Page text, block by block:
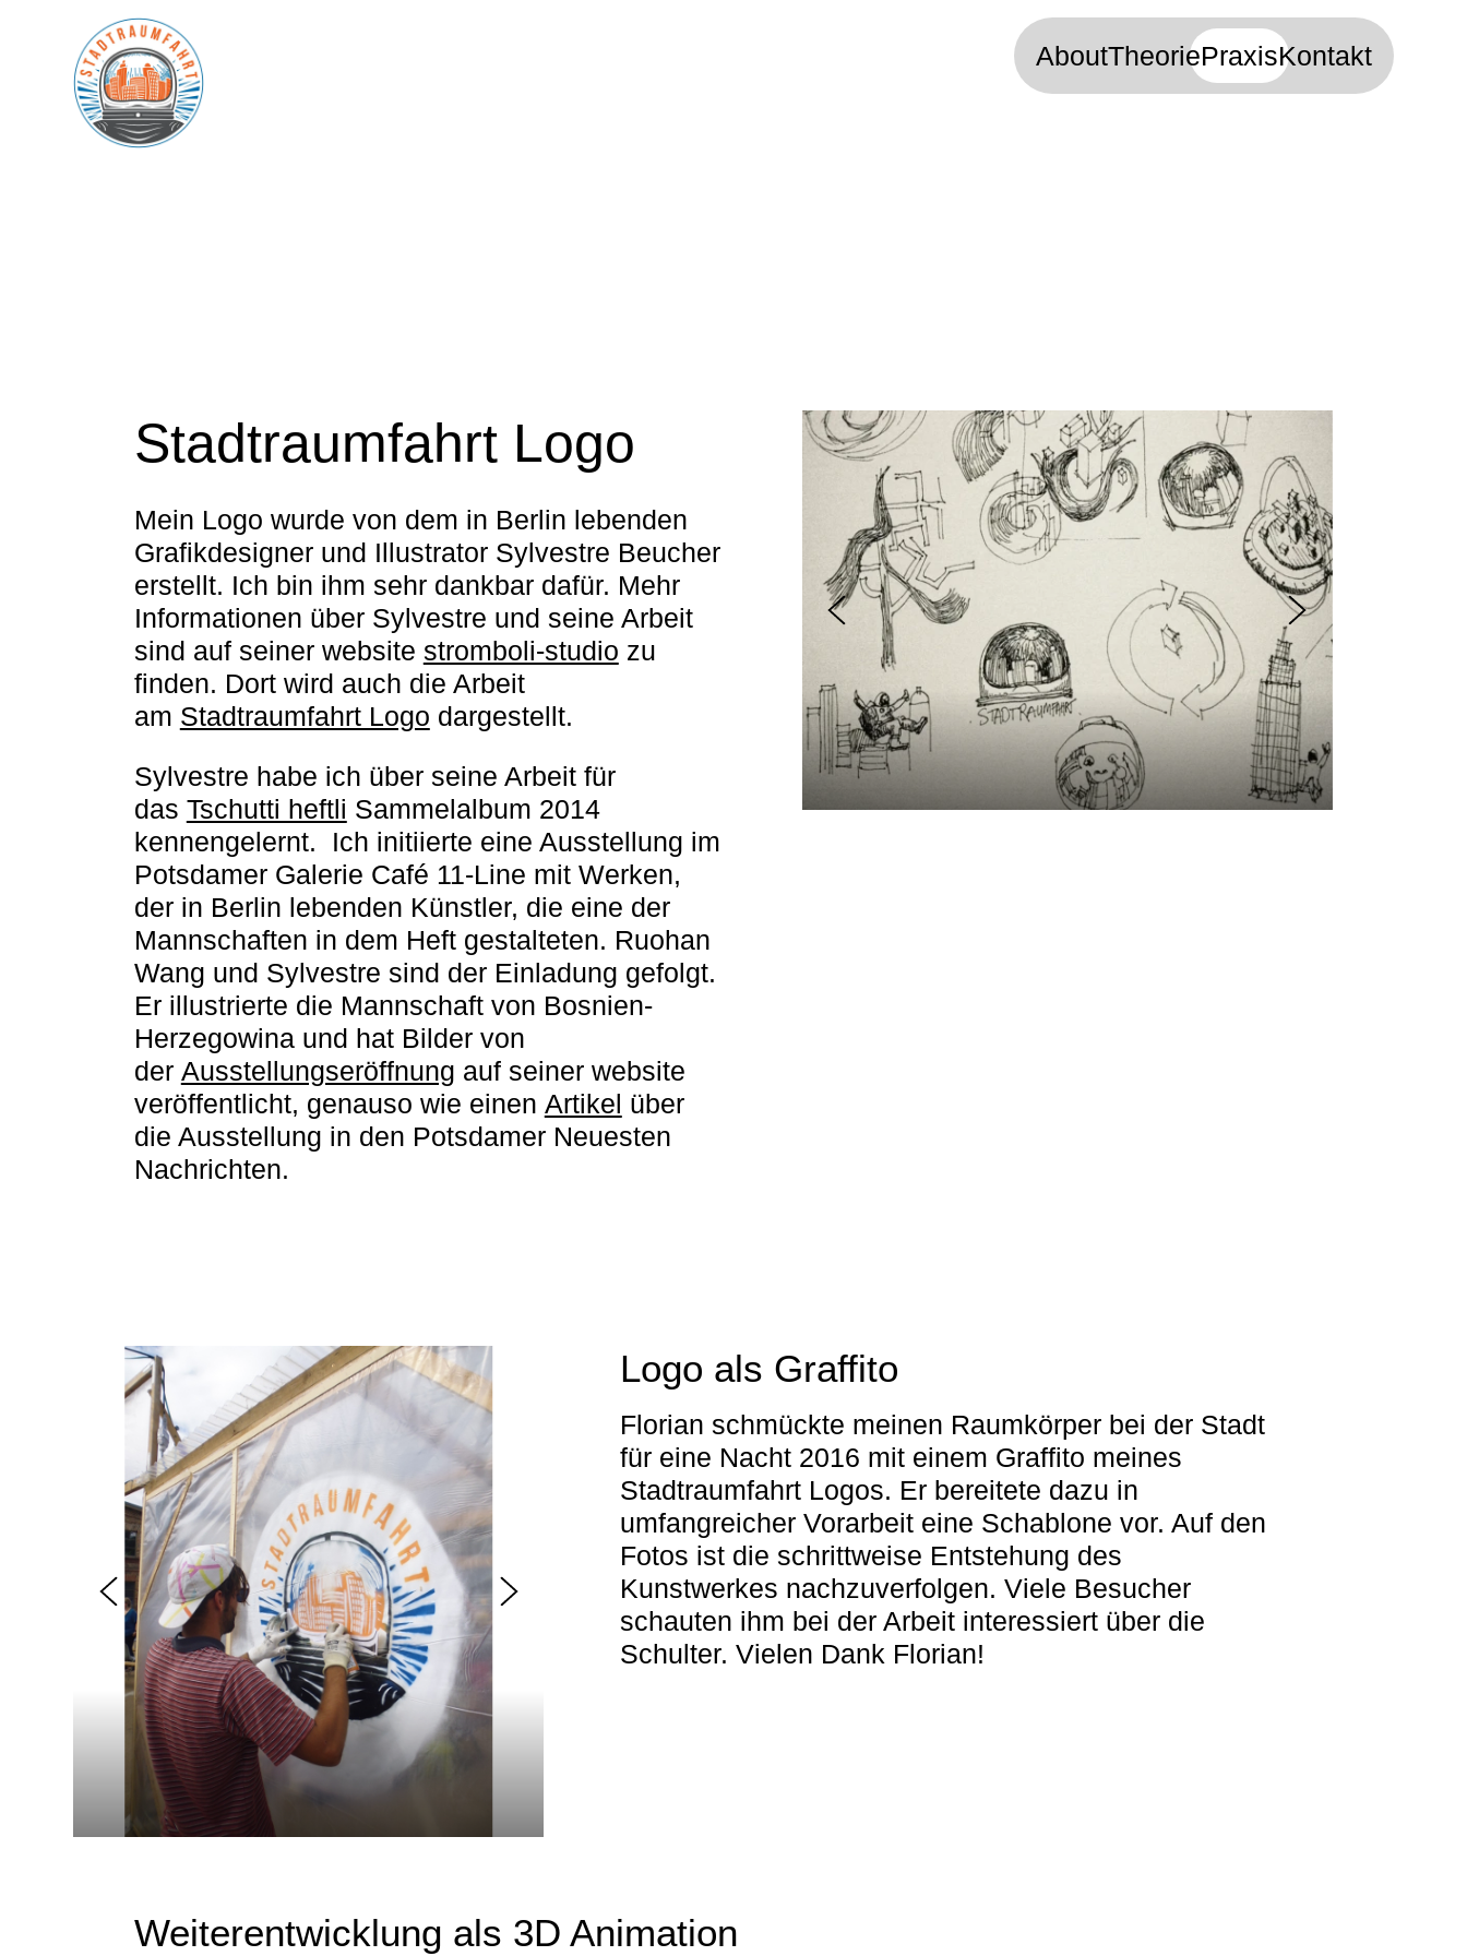
AboutTheoriePraxisKontakt
Stadtraumfahrt Logo
Mein Logo wurde von dem in Berlin lebenden
Grafikdesigner und Illustrator Sylvestre Beucher
erstellt. Ich bin ihm sehr dankbar dafür. Mehr
Informationen über Sylvestre und seine Arbeit
sind auf seiner website stromboli-studio zu
finden. Dort wird auch die Arbeit
am Stadtraumfahrt Logo dargestellt.
Sylvestre habe ich über seine Arbeit für
das Tschutti heftli Sammelalbum 2014
kennengelernt. Ich initiierte eine Ausstellung im
Potsdamer Galerie Café 11-Line mit Werken,
der in Berlin lebenden Künstler, die eine der
Mannschaften in dem Heft gestalteten. Ruohan
Wang und Sylvestre sind der Einladung gefolgt.
Er illustrierte die Mannschaft von Bosnien-
Herzegowina und hat Bilder von
der Ausstellungseröffnung auf seiner website
veröffentlicht, genauso wie einen Artikel über
die Ausstellung in den Potsdamer Neuesten
Nachrichten.
Logo als Graffito
Florian schmückte meinen Raumkörper bei der Stadt
für eine Nacht 2016 mit einem Graffito meines
Stadtraumfahrt Logos. Er bereitete dazu in
umfangreicher Vorarbeit eine Schablone vor. Auf den
Fotos ist die schrittweise Entstehung des
Kunstwerkes nachzuverfolgen. Viele Besucher
schauten ihm bei der Arbeit interessiert über die
Schulter. Vielen Dank Florian!
Weiterentwicklung als 3D Animation